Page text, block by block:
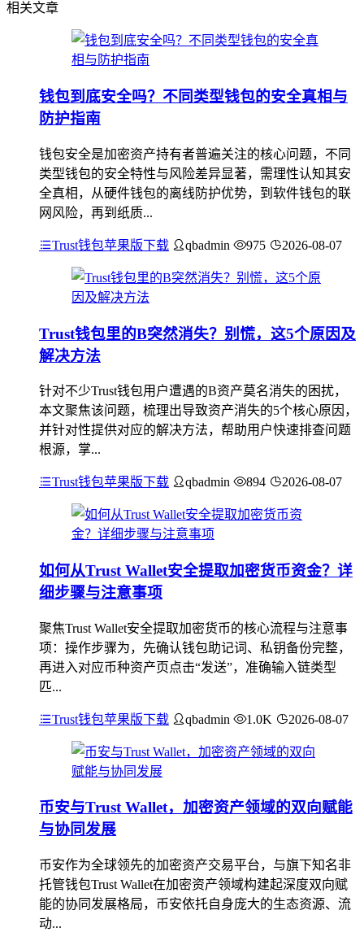
相关文章
钱包到底安全吗？不同类型钱包的安全真相与
防护指南
钱包安全是加密资产持有者普遍关注的核心问题，不同
类型钱包的安全特性与风险差异显著，需理性认知其安
全真相，从硬件钱包的离线防护优势，到软件钱包的联
网风险，再到纸质...
Trust钱包苹果版下载 qbadmin 975 2026-08-07
Trust钱包里的B突然消失？别慌，这5个原因及
解决方法
针对不少Trust钱包用户遭遇的B资产莫名消失的困扰，
本文聚焦该问题，梳理出导致资产消失的5个核心原因，
并针对性提供对应的解决方法，帮助用户快速排查问题
根源，掌...
Trust钱包苹果版下载 qbadmin 894 2026-08-07
如何从Trust Wallet安全提取加密货币资金？详
细步骤与注意事项
聚焦Trust Wallet安全提取加密货币的核心流程与注意事
项：操作步骤为，先确认钱包助记词、私钥备份完整，
再进入对应币种资产页点击“发送”，准确输入链类型
匹...
Trust钱包苹果版下载 qbadmin 1.0K 2026-08-07
币安与Trust Wallet，加密资产领域的双向赋能
与协同发展
币安作为全球领先的加密资产交易平台，与旗下知名非
托管钱包Trust Wallet在加密资产领域构建起深度双向赋
能的协同发展格局，币安依托自身庞大的生态资源、流
动...